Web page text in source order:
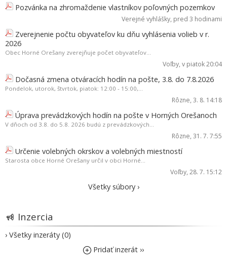
Pozvánka na zhromaždenie vlastníkov poľovných pozemkov
Verejné vyhlášky, pred 3 hodinami
Zverejnenie počtu obyvateľov ku dňu vyhlásenia volieb v r.
2026
Obec Horné Orešany zverejňuje počet obyvateľov...
Voľby, v piatok 20:04
Dočasná zmena otváracích hodín na pošte, 3.8. do 7.8.2026
Pondelok, utorok, štvrtok, piatok: 12:00 - 15:00,...
Rôzne, 3. 8. 14:18
Úprava prevádzkových hodín na pošte v Horných Orešanoch
V dňoch od 3.8. do 5.8. 2026 budú z prevádzkových...
Rôzne, 31. 7. 7:55
Určenie volebných okrskov a volebných miestností
Starosta obce Horné Orešany určil v obci Horné...
Voľby, 28. 7. 15:12
Všetky súbory ›
Inzercia
› Všetky inzeráty (0)
Pridať inzerát ››